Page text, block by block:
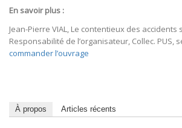
En savoir plus :
Jean-Pierre VIAL, Le contentieux des accidents
Responsabilité de l’organisateur, Collec. PUS,
commander l’ouvrage
À propos Articles récents